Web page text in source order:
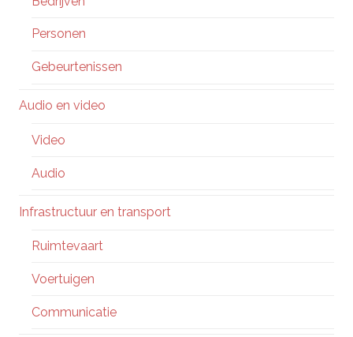
Personen
Gebeurtenissen
Audio en video
Video
Audio
Infrastructuur en transport
Ruimtevaart
Voertuigen
Communicatie